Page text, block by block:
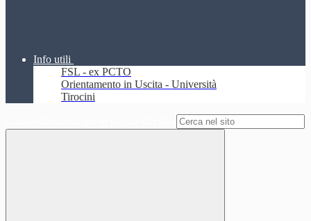
Info utili
FSL - ex PCTO
Orientamento in Uscita - Università
Tirocini